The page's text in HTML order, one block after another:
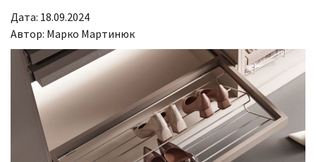
Дата: 18.09.2024
Автор: Марко Мартинюк